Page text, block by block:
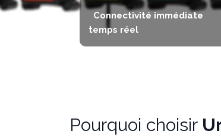
Connectivité immédiate
temps réel
Pourquoi choisir